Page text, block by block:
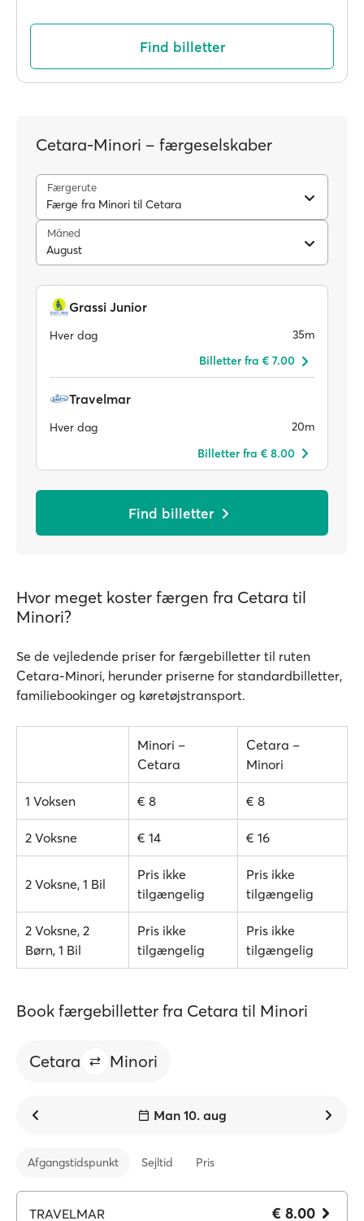
Find billetter
Cetara-Minori – færgeselskaber
Færgerute
Færge fra Minori til Cetara
Måned
August
Grassi Junior
Hver dag
35m
Billetter fra € 7.00
Travelmar
Hver dag
20m
Billetter fra € 8.00
Find billetter
Hvor meget koster færgen fra Cetara til
Minori?
Se de vejledende priser for færgebilletter til ruten
Cetara-Minori, herunder priserne for standardbilletter,
familiebookinger og køretøjstransport.
Minori –
Cetara
Cetara –
Minori
1 Voksen € 8 € 8
2 Voksne € 14 € 16
2 Voksne, 1 Bil
Pris ikke
tilgængelig
Pris ikke
tilgængelig
2 Voksne, 2
Børn, 1 Bil
Pris ikke
tilgængelig
Pris ikke
tilgængelig
Book færgebilletter fra Cetara til Minori
Cetara Minori
Man 10. aug
Afgangstidspunkt Sejltid Pris
TRAVELMAR € 8.00